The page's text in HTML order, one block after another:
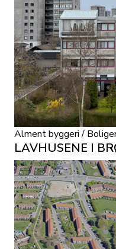
Alment byggeri /
LAVHUSENE I